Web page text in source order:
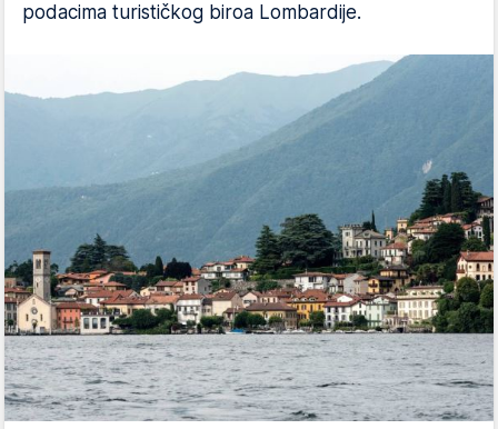
podacima turističkog biroa Lombardije.